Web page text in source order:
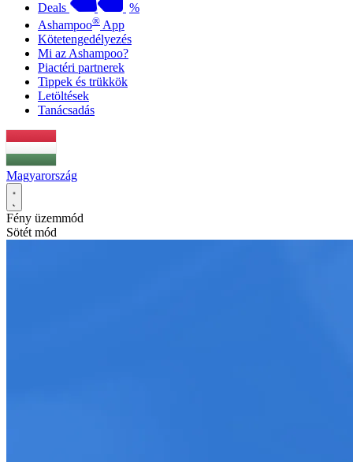
Deals
%
Ashampoo® App
Kötetengedélyezés
Mi az Ashampoo?
Piactéri partnerek
Tippek és trükkök
Letöltések
Tanácsadás
Magyarország
Fény üzemmód
Sötét mód